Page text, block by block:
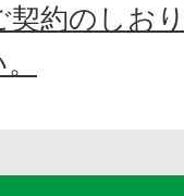
契約のしお